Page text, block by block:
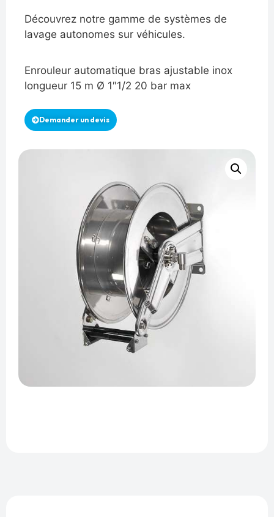
Découvrez notre gamme de systèmes de
lavage autonomes sur véhicules.
Enrouleur automatique bras ajustable inox
longueur 15 m Ø 1″1/2 20 bar max
Demander un devis